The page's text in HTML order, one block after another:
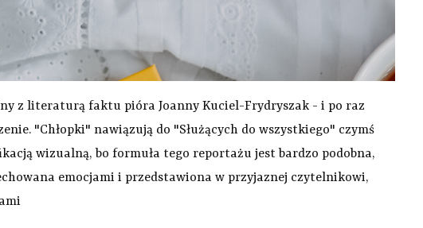
z literaturą faktu pióra Joanny Kuciel-Frydryszak - i po raz
"Chłopki" nawiązują do "Służących do wszystkiego" czymś
wizualną, bo formuła tego reportażu jest bardzo podobna,
emocjami i przedstawiona w przyjaznej czytelnikowi,